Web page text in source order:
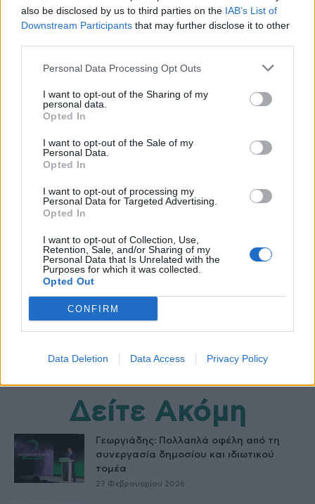
also be disclosed by us to third parties on the IAB’s List of
Downstream Participants that may further disclose it to other
Personal Data Processing Opt Outs
I want to opt-out of the Sharing of my
personal data.
Opted In
I want to opt-out of the Sale of my
Personal Data.
Opted In
I want to opt-out of processing my
Personal Data for Targeted Advertising.
Opted In
I want to opt-out of Collection, Use,
Retention, Sale, and/or Sharing of my
Personal Data that Is Unrelated with the
Purposes for which it was collected.
Opted Out
CONFIRM
Data Deletion Data Access Privacy Policy
Μαγειρεύουμε για την καρδιά μας &#8211; 1η
Ημερίδα Διαδραστικής Μαγειρικής
Clawback PIF φαρμακευτικές εταιρείες
Δείτε Ακόμη
Γεωργιάδης: Πολλαπλά οφέλη από τη
συνεργασία δημοσίου και ιδιωτικού
τομέα
27 Φεβρουαρίου 2026